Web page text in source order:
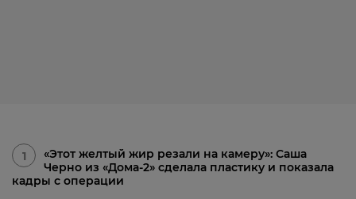
1
«Этот желтый жир резали на камеру»: Саша
Черно из «Дома-2» сделала пластику и показала
кадры с операции